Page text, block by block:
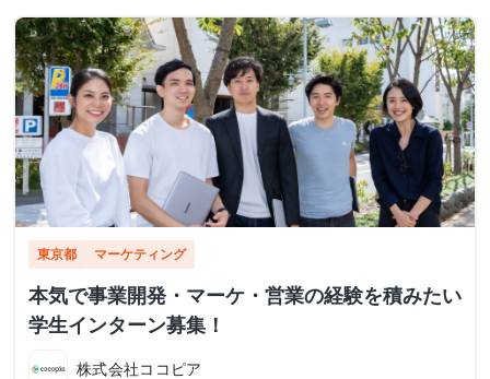
東京都 マーケティング
本気で事業開発・マーケ・営業の経験を積みたい
学生インターン募集！
株式会社ココピア